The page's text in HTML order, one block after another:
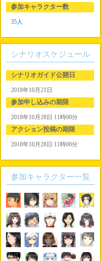
参加キャラクター数
35人
シナリオスケジュール
シナリオガイド公開日
2018年10月21日
参加申し込みの期限
2018年10月28日 11時00分
アクション投稿の期限
2018年10月28日 11時00分
参加キャラクター一覧